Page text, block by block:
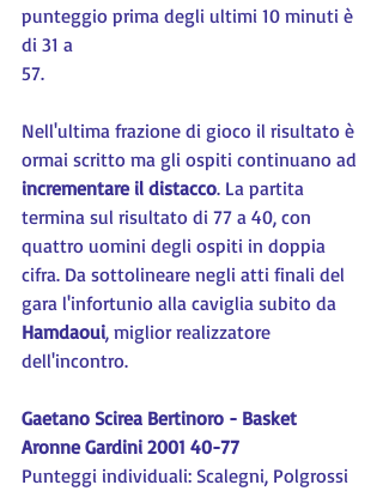
punteggio prima degli ultimi 10 minuti è
di 31 a
57.
Nell'ultima frazione di gioco il risultato è
ormai scritto ma gli ospiti continuano ad
incrementare il distacco. La partita
termina sul risultato di 77 a 40, con
quattro uomini degli ospiti in doppia
cifra. Da sottolineare negli atti finali del
gara l'infortunio alla caviglia subito da
Hamdaoui, miglior realizzatore
dell'incontro.
Gaetano Scirea Bertinoro - Basket
Aronne Gardini 2001 40-77
Punteggi individuali: Scalegni, Polgrossi